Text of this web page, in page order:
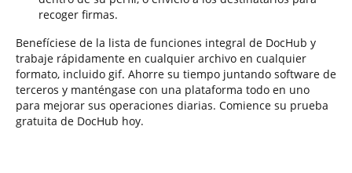
recoger firmas.
Benefíciese de la lista de funciones integral de DocHub y
trabaje rápidamente en cualquier archivo en cualquier
formato, incluido gif. Ahorre su tiempo juntando software de
terceros y manténgase con una plataforma todo en uno
para mejorar sus operaciones diarias. Comience su prueba
gratuita de DocHub hoy.